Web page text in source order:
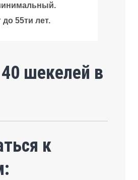
до 55ти лет.
шекелей в
к